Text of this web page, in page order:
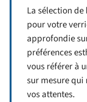
La sélection
pour votre
approfondie
préférences
vous référer à
sur mesure
vos attentes.